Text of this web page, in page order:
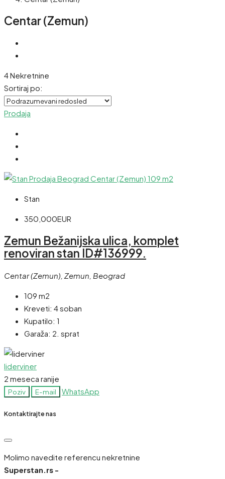
Centar (Zemun)
4 Nekretnine
Sortiraj po:
Prodaja
Stan
350,000EUR
Zemun Bežanijska ulica, komplet
renoviran stan ID#136999.
Centar (Zemun), Zemun, Beograd
109 m2
Kreveti: 4 soban
Kupatilo: 1
Garaža: 2. sprat
liderviner
2 meseca ranije
Poziv E-mail WhatsApp
Kontaktirajte nas
Molimo navedite referencu nekretnine
Superstan.rs -